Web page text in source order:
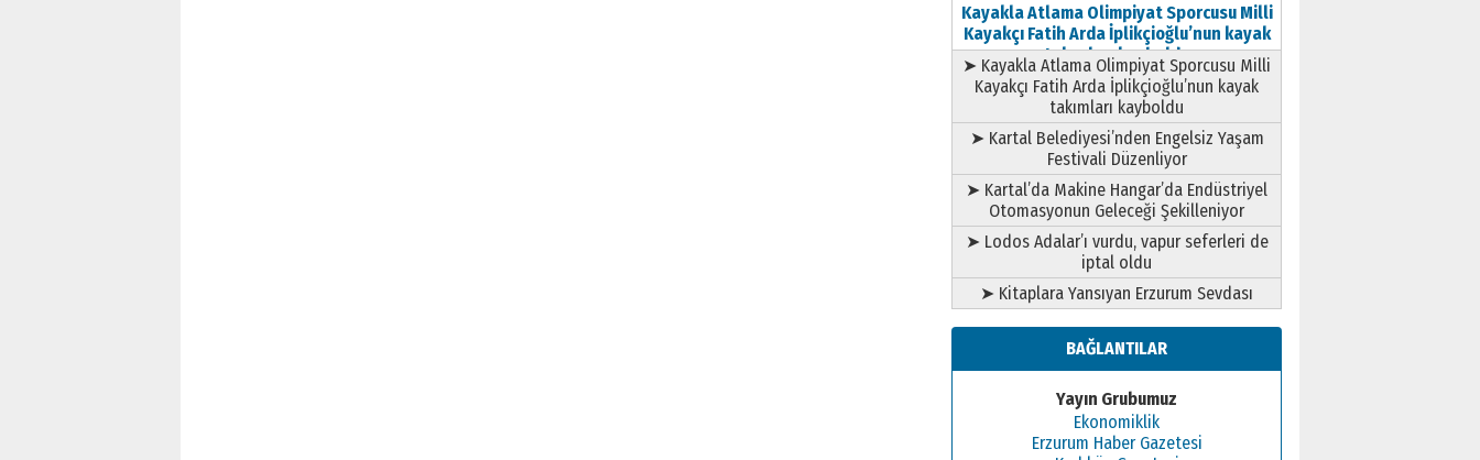
Kayakla Atlama Olimpiyat Sporcusu Milli
Kayakçı Fatih Arda İplikçioğlu’nun kayak
takımları kayboldu
➤ Kayakla Atlama Olimpiyat Sporcusu Milli
Kayakçı Fatih Arda İplikçioğlu’nun kayak
takımları kayboldu
➤ Kartal Belediyesi’nden Engelsiz Yaşam
Festivali Düzenliyor
➤ Kartal’da Makine Hangar’da Endüstriyel
Otomasyonun Geleceği Şekilleniyor
➤ Lodos Adalar’ı vurdu, vapur seferleri de
iptal oldu
➤ Kitaplara Yansıyan Erzurum Sevdası
BAĞLANTILAR
Yayın Grubumuz
Ekonomiklik
Erzurum Haber Gazetesi